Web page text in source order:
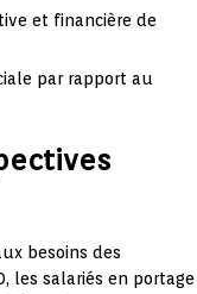
et financière de
par rapport au
besoins des
les salariés en portage